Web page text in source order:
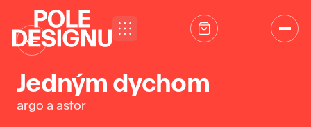
←
Jedným dychom
argo a astor